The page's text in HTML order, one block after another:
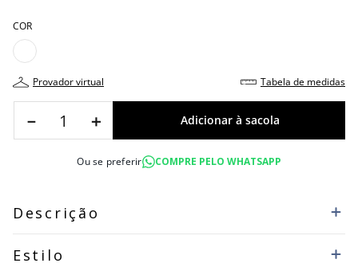
COR
provador virtual tabela de medidas
＋
－
Ou se preferir COMPRE PELO WHATSAPP
Descrição
Estilo